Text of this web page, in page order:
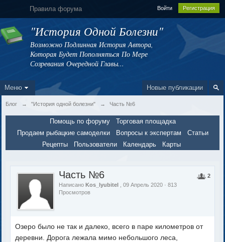
Правила форума Войти Регистрация
"История Одной Болезни"
Возможно Подлинная История Автора,
Которая Будет Пополняться По Мере
Созревания Очередной Главы...
Новые публикации
Меню
Блог → "История одной болезни" → Часть №6
Помощь по форуму
Торговая площадка
Продаем рыбацкие самоделки
Вопросы к экспертам
Статьи
Рецепты
Пользователи Календарь Карты
2
Часть №6
НаписаноKos_lyubitel
, 09 Апрель 2020 · 813
Просмотров
Озеро было не так и далеко, всего в паре километров от
деревни. Дорога лежала мимо небольшого леса,